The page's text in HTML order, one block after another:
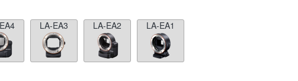
LA-EA3 LA-EA2 LA-EA1